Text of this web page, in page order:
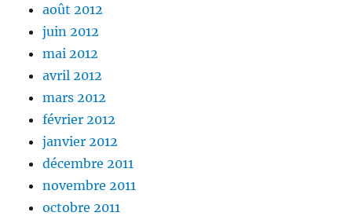
août 2012
juin 2012
mai 2012
avril 2012
mars 2012
février 2012
janvier 2012
décembre 2011
novembre 2011
octobre 2011